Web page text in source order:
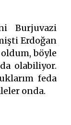
Burjuvazi
Erdoğan
oldum, böyle
olabiliyor.
feda
onda.